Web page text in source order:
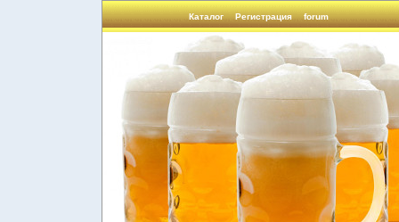
Каталог Регистрация forum